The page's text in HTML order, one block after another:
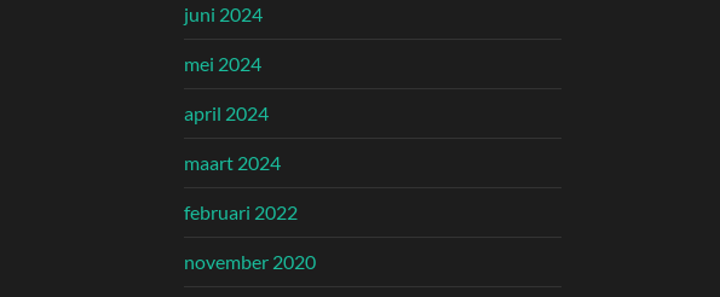
juni 2024
mei 2024
april 2024
maart 2024
februari 2022
november 2020